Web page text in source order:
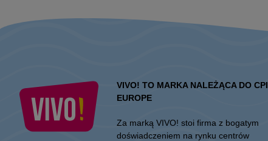
VIVO! TO MARKA NALEŻĄCA DO CPI
EUROPE
Za marką VIVO! stoi firma z bogatym
doświadczeniem na rynku centrów